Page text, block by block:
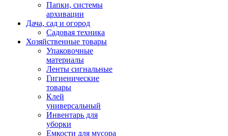
Папки, системы
архивации
Дача, сад и огород
Садовая техника
Хозяйственные товары
Упаковочные
материалы
Ленты сигнальные
Гигиенические
товары
Клей
универсальный
Инвентарь для
уборки
Емкости для мусора